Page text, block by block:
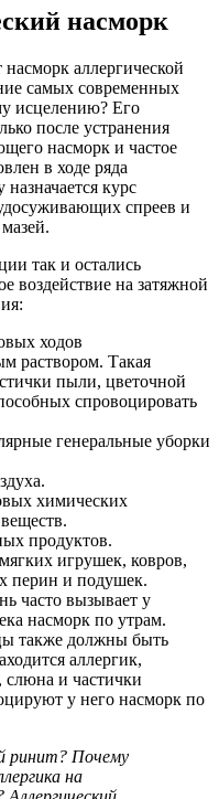
насморк
аллергической
самых современных
исцелению? Его
после устранения
насморк и частое
в ходе ряда
курс
спреев и
так и остались
воздействие на затяжной
ходов
раствором. Такая
пыли, цветочной
спровоцировать
генеральные уборки
химических
продуктов.
игрушек, ковров,
перин и подушек.
часто вызывает у
насморк по утрам.
также должны быть
аллергик,
слюна и частички
у него насморк по
ринит? Почему
на